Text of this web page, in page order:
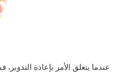
عندما يتعلق الأمر بإعادة